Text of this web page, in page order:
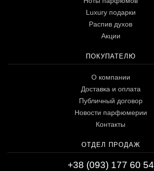
Luxury подарки
Распив духов
Акции
ПОКУПАТЕЛЮ
О компании
Доставка и оплата
Публичный договор
Новости парфюмерии
Контакты
ОТДЕЛ ПРОДАЖ
+38 (093) 177 60 54